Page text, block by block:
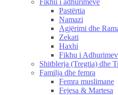
Fikhu i adhurimeve
Pastërtia
Namazi
Agjërimi dhe
Zekati
Haxhi
Fikhu i
Shitblerja (Tregtia) dhe
Familja dhe femra
Femra muslimane
Fejesa & Martesa